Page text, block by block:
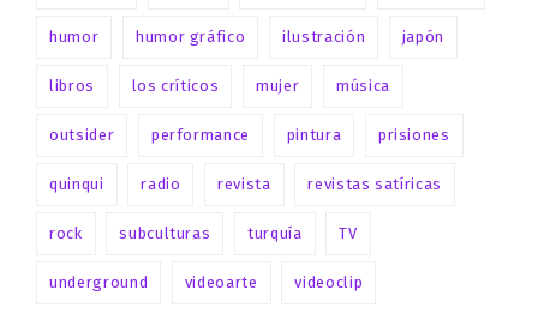
humor humor gráfico ilustración japón
libros los críticos mujer música
outsider performance pintura prisiones
quinqui radio revista revistas satíricas
rock subculturas turquía TV
underground videoarte videoclip